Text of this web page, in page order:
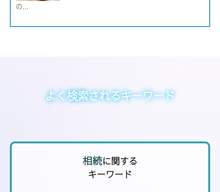
の...
よく検索されるキーワード
相続に関する
キーワード